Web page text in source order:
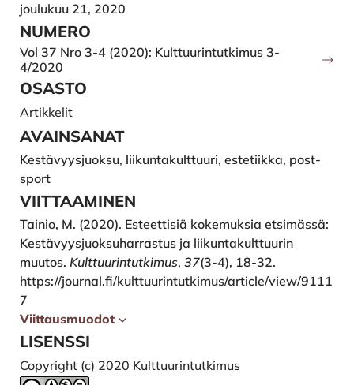
joulukuu 21, 2020
NUMERO
Vol 37 Nro 3-4 (2020): Kulttuurintutkimus 3-
4/2020
OSASTO
Artikkelit
AVAINSANAT
Kestävyysjuoksu, liikuntakulttuuri, estetiikka, post-
sport
VIITTAAMINEN
Tainio, M. (2020). Esteettisiä kokemuksia etsimässä:
Kestävyysjuoksuharrastus ja liikuntakulttuurin
muutos. Kulttuurintutkimus, 37(3-4), 18-32.
https://journal.fi/kulttuurintutkimus/article/view/9111
7
Viittausmuodot
LISENSSI
Copyright (c) 2020 Kulttuurintutkimus